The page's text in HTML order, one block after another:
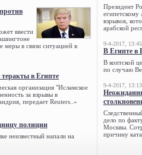
ввести
меры в связи ситуацией в
в Египте
организация "Исламское
за взрывы в
передает Reuters..»
полиции
неизвестный напали на
Президент
египетскому
взрывов,
арабской
9-4-2017, 13:45
В Египте в
В коптской
по случаю
9-4-2017, 13:13
дело по
Москвы.
причину